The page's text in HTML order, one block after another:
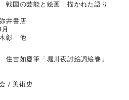
戦国の芸能と絵画 描かれた語り
井書店
木彰 他
吉如慶筆「堀川夜討絵詞絵巻」
/ 美術史